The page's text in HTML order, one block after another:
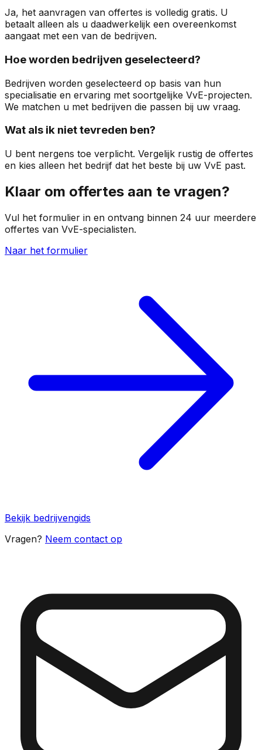
Ja, het aanvragen van offertes is volledig gratis. U
betaalt alleen als u daadwerkelijk een overeenkomst
aangaat met een van de bedrijven.
Hoe worden bedrijven geselecteerd?
Bedrijven worden geselecteerd op basis van hun
specialisatie en ervaring met soortgelijke VvE-projecten.
We matchen u met bedrijven die passen bij uw vraag.
Wat als ik niet tevreden ben?
U bent nergens toe verplicht. Vergelijk rustig de offertes
en kies alleen het bedrijf dat het beste bij uw VvE past.
Klaar om offertes aan te vragen?
Vul het formulier in en ontvang binnen 24 uur meerdere
offertes van VvE-specialisten.
Naar het formulier
Bekijk bedrijvengids
Vragen? Neem contact op